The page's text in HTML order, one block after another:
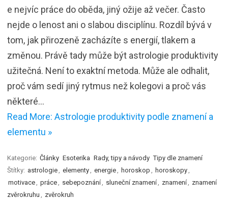
e nejvíc práce do oběda, jiný ožije až večer. Často
nejde o lenost ani o slabou disciplínu. Rozdíl bývá v
tom, jak přirozeně zacházíte s energií, tlakem a
změnou. Právě tady může být astrologie produktivity
užitečná. Není to exaktní metoda. Může ale odhalit,
proč vám sedí jiný rytmus než kolegovi a proč vás
některé…
Read More: Astrologie produktivity podle znamení a
elementu »
Kategorie: Články Esoterika Rady, tipy a návody Tipy dle znamení
Štítky: astrologie elementy energie horoskop horoskopy
motivace
práce sebepoznání sluneční znamení znamení
znamení
zvěrokruhu
zvěrokruh